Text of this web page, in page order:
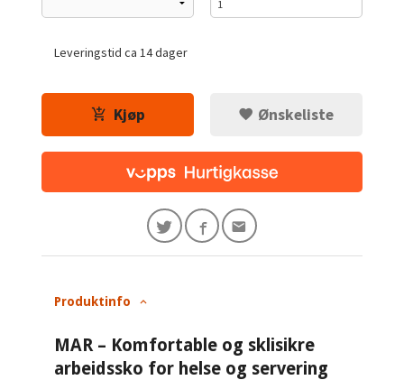
Leveringstid ca 14 dager
Kjøp Ønskeliste
Produktinfo
MAR – Komfortable og sklisikre
arbeidssko for helse og servering